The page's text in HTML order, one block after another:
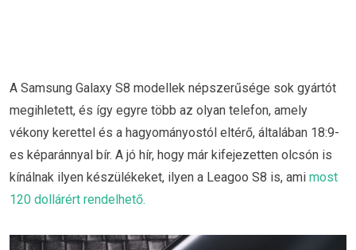
A Samsung Galaxy S8 modellek népszerűsége sok gyártót
megihletett, és így egyre több az olyan telefon, amely
vékony kerettel és a hagyományostól eltérő, általában 18:9-
es képaránnyal bír. A jó hír, hogy már kifejezetten olcsón is
kínálnak ilyen készülékeket, ilyen a Leagoo S8 is, ami most
120 dollárért rendelhető.